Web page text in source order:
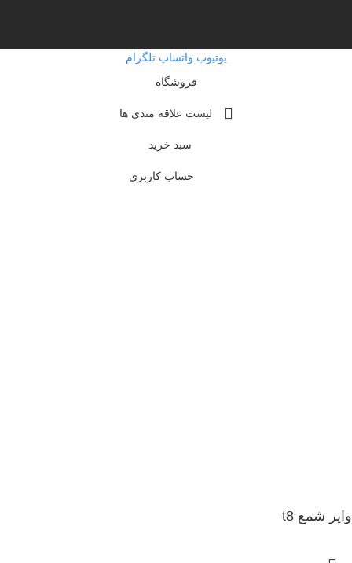
یوتیوب واتساپ تلگرام
فروشگاه
لیست علاقه مندی ها
سبد خرید
حساب کاربری
وایر شمع t8